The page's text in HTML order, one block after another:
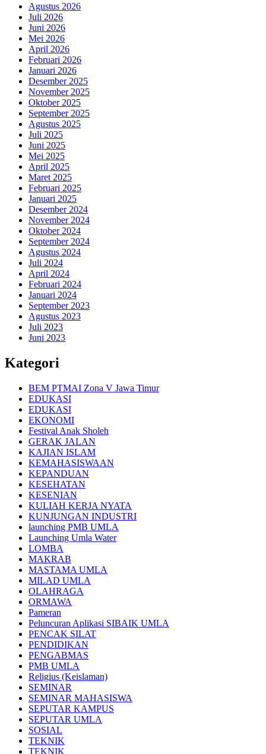
Agustus 2026
Juli 2026
Juni 2026
Mei 2026
April 2026
Februari 2026
Januari 2026
Desember 2025
November 2025
Oktober 2025
September 2025
Agustus 2025
Juli 2025
Juni 2025
Mei 2025
April 2025
Maret 2025
Februari 2025
Januari 2025
Desember 2024
November 2024
Oktober 2024
September 2024
Agustus 2024
Juli 2024
April 2024
Februari 2024
Januari 2024
September 2023
Agustus 2023
Juli 2023
Juni 2023
Kategori
BEM PTMAI Zona V Jawa Timur
EDUKASI
EDUKASI
EKONOMI
Festival Anak Sholeh
GERAK JALAN
KAJIAN ISLAM
KEMAHASISWAAN
KEPANDUAN
KESEHATAN
KESENIAN
KULIAH KERJA NYATA
KUNJUNGAN INDUSTRI
launching PMB UMLA
Launching Umla Water
LOMBA
MAKRAB
MASTAMA UMLA
MILAD UMLA
OLAHRAGA
ORMAWA
Pameran
Peluncuran Aplikasi SIBAIK UMLA
PENCAK SILAT
PENDIDIKAN
PENGABMAS
PMB UMLA
Religius (Keislaman)
SEMINAR
SEMINAR MAHASISWA
SEPUTAR KAMPUS
SEPUTAR UMLA
SOSIAL
TEKNIK
TEKNIK